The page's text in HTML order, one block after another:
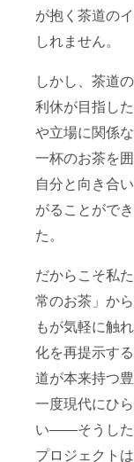
が抱く茶道の
しれません。
しかし、茶道
利休が目指し
や立場に関係
一杯のお茶を
自分と向き合
がることがで
た。
だからこそ私
常のお茶」か
もが気軽に触
化を再提示す
道が本来持つ
一度現代にひ
い――そうした
プロジェクト